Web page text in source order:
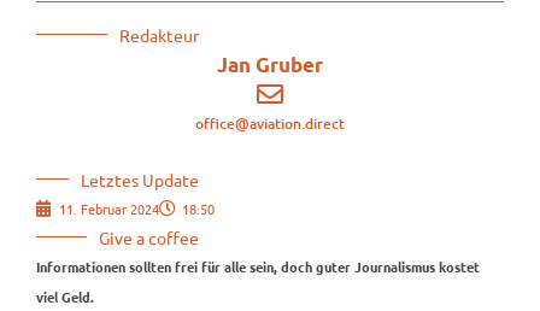
Redakteur
Jan Gruber
office@aviation.direct
Letztes Update
11. Februar 2024 18:50
Give a coffee
Informationen sollten frei für alle sein, doch guter Journalismus kostet
viel Geld.